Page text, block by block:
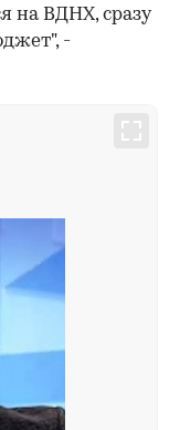
на ВДНХ, сразу
-